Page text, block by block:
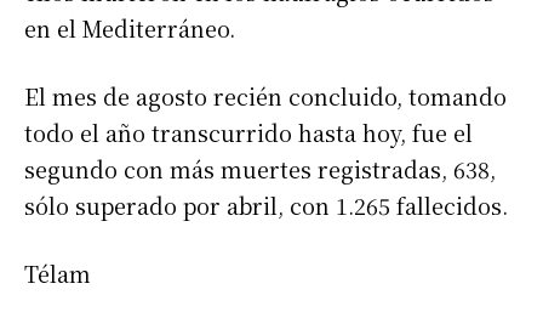
en el Mediterráneo.
El mes de agosto recién concluido, tomando
todo el año transcurrido hasta hoy, fue el
segundo con más muertes registradas, 638,
sólo superado por abril, con 1.265 fallecidos.
Télam